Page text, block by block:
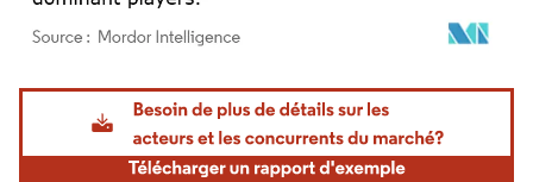
Image © Mordor Intelligence. La réutilisation nécessite une attribution sous CC BY